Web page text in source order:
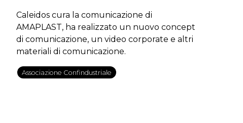
Caleidos cura la comunicazione di
AMAPLAST, ha realizzato un nuovo concept
di comunicazione, un video corporate e altri
materiali di comunicazione.
Associazione Confindustriale